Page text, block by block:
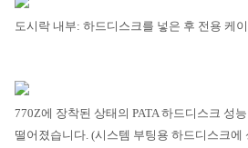
도시락 내부: 하드디스크를 넣은 후 전용 케
770Z에 장착된 상태의 PATA 하드디스크 성능
떨어졌습니다 . (시스템 부팅용 하드디스크에